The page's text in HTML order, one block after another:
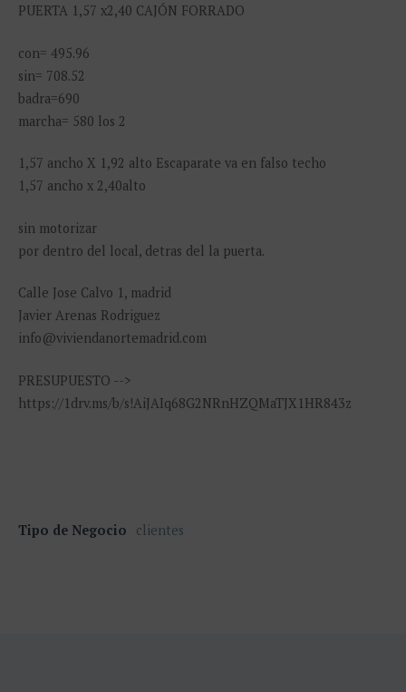
PUERTA 1,57 x2,40 CAJÓN FORRADO
con= 495.96
sin= 708.52
badra=690
marcha= 580 los 2
1,57 ancho X 1,92 alto Escaparate va en falso techo
1,57 ancho x 2,40alto
sin motorizar
por dentro del local, detras del la puerta.
Calle Jose Calvo 1, madrid
Javier Arenas Rodriguez
info@viviendanortemadrid.com
PRESUPUESTO -->
https://1drv.ms/b/s!AiJAIq68G2NRnHZQMaTJX1HR843z
Tipo de Negocio clientes